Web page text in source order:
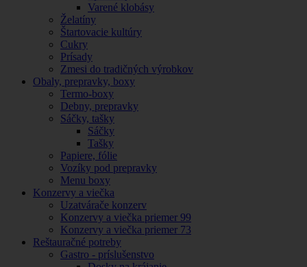
Varené klobásy
Želatíny
Štartovacie kultúry
Cukry
Prísady
Zmesi do tradičných výrobkov
Obaly, prepravky, boxy
Termo-boxy
Debny, prepravky
Sáčky, tašky
Sáčky
Tašky
Papiere, fólie
Vozíky pod prepravky
Menu boxy
Konzervy a viečka
Uzatvárače konzerv
Konzervy a viečka priemer 99
Konzervy a viečka priemer 73
Reštauračné potreby
Gastro - príslušenstvo